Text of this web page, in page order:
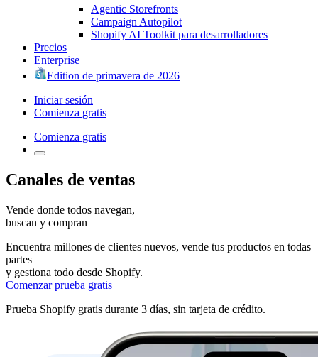
Agentic Storefronts
Campaign Autopilot
Shopify AI Toolkit para desarrolladores
Precios
Enterprise
Edition de primavera de 2026
Iniciar sesión
Comienza gratis
Comienza gratis
Canales de ventas
Vende donde todos navegan,
buscan y compran
Encuentra millones de clientes nuevos, vende tus productos en todas
partes
y gestiona todo desde Shopify.
Comenzar prueba gratis
Prueba Shopify gratis durante 3 días, sin tarjeta de crédito.